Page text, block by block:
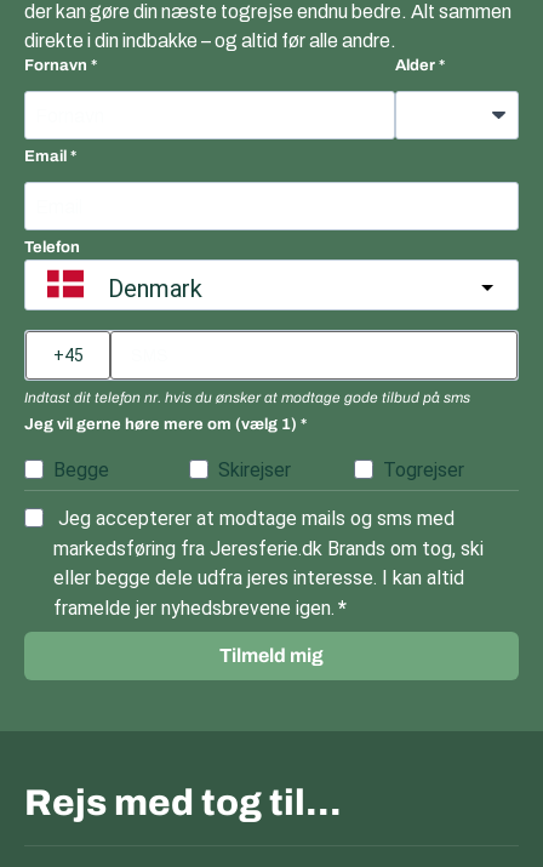
der kan gøre din næste togrejse endnu bedre. Alt sammen
direkte i din indbakke – og altid før alle andre.
Fornavn Alder
Email
Telefon
Denmark
Indtast dit telefon nr. hvis du ønsker at modtage gode tilbud på sms
Jeg vil gerne høre mere om (vælg 1)
Begge Skirejser Togrejser
Jeg accepterer at modtage mails og sms med
markedsføring fra Jeresferie.dk Brands om tog, ski
eller begge dele udfra jeres interesse. I kan altid
framelde jer nyhedsbrevene igen.
Tilmeld mig
Rejs med tog til…